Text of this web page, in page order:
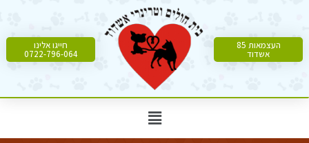
העצמאות 85
אשדוד
חייגו אלינו
0722-796-064